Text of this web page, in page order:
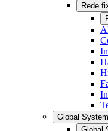
Rede
Global